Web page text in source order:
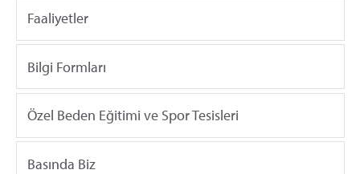
Faaliyetler
Bilgi Formları
Özel Beden Eğitimi ve Spor Tesisleri
Basında Biz